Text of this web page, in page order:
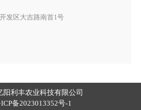
发区大吉路南首1号
阳利丰农业科技有限公司
备2023013352号-1